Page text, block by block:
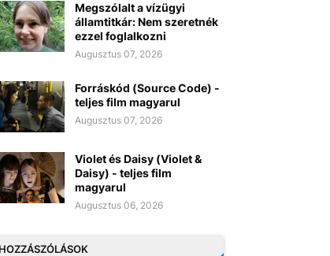
Megszólalt a vízügyi
államtitkár: Nem szeretnék
ezzel foglalkozni
Augusztus 07, 2026
Forráskód (Source Code) -
teljes film magyarul
Augusztus 07, 2026
Violet és Daisy (Violet &
Daisy) - teljes film
magyarul
Augusztus 06, 2026
HOZZÁSZÓLÁSOK